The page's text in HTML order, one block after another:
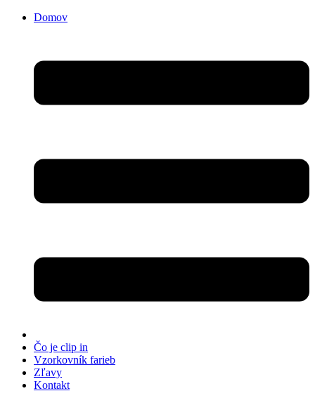
Domov
Čo je clip in
Vzorkovník farieb
Zľavy
Kontakt